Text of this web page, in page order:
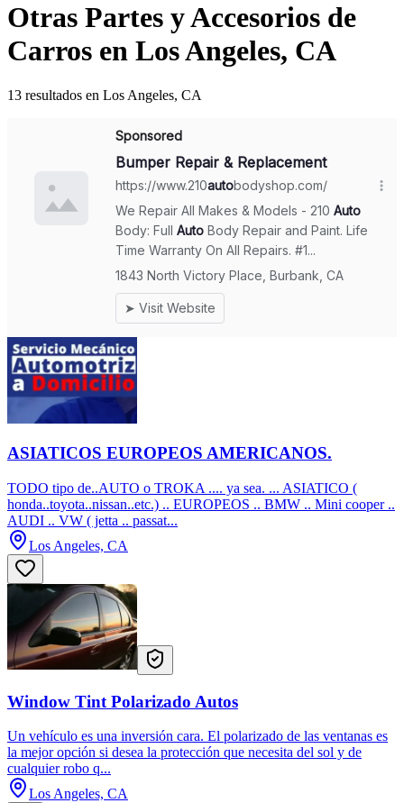
Otras Partes y Accesorios de
Carros en Los Angeles, CA
13 resultados en Los Angeles, CA
ASIATICOS EUROPEOS AMERICANOS.
TODO tipo de..AUTO o TROKA .... ya sea. ... ASIATICO (
honda..toyota..nissan..etc.) .. EUROPEOS .. BMW .. Mini cooper ..
AUDI .. VW ( jetta .. passat...
Los Angeles, CA
Window Tint Polarizado Autos
Un vehículo es una inversión cara. El polarizado de las ventanas es
la mejor opción si desea la protección que necesita del sol y de
cualquier robo q...
Los Angeles, CA